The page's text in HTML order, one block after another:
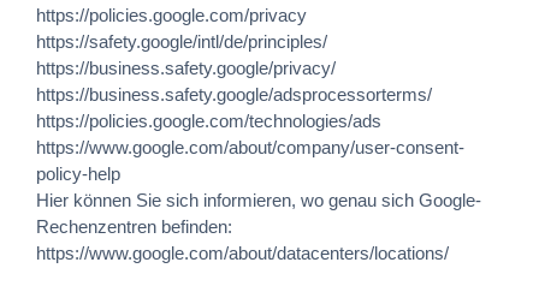
https://policies.google.com/privacy
https://safety.google/intl/de/principles/
https://business.safety.google/privacy/
https://business.safety.google/adsprocessorterms/
https://policies.google.com/technologies/ads
https://www.google.com/about/company/user-consent-
policy-help
Hier können Sie sich informieren, wo genau sich Google-
Rechenzentren befinden:
https://www.google.com/about/datacenters/locations/